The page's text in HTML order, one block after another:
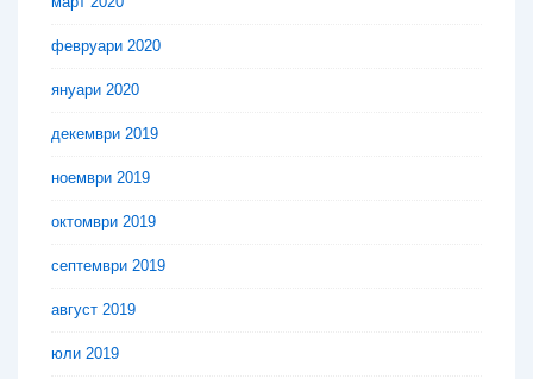
февруари 2020
януари 2020
декември 2019
ноември 2019
октомври 2019
септември 2019
август 2019
юли 2019